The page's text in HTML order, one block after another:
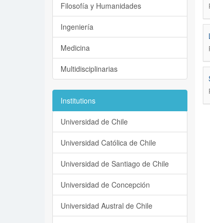
Filosofía y Humanidades
Ingeniería
Medicina
Multidisciplinarias
Institutions
Universidad de Chile
Universidad Católica de Chile
Universidad de Santiago de Chile
Universidad de Concepción
Universidad Austral de Chile